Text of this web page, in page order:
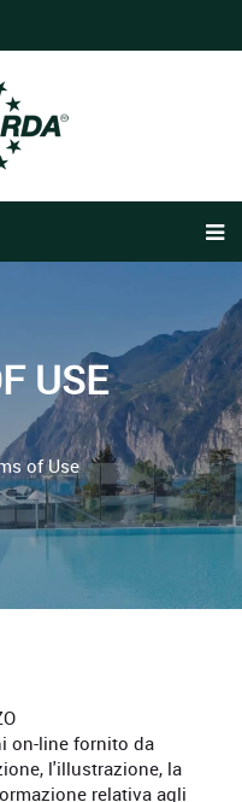
USE
of Use
on-line fornito da
l'illustrazione, la
relativa agli